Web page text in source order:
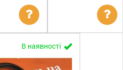
Уточнити
ціну
В наявності